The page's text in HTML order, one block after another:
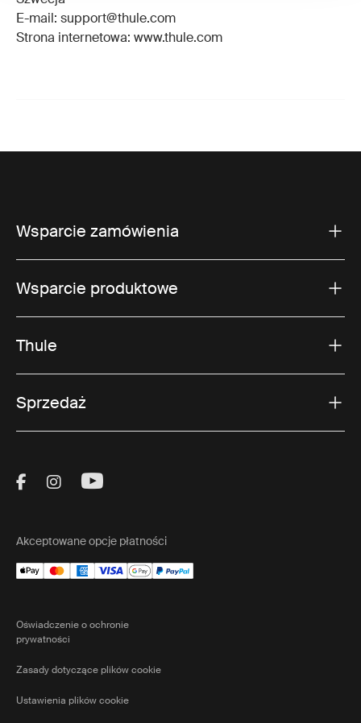
E-mail: support@thule.com
Strona internetowa: www.thule.com
Wsparcie zamówienia
Wsparcie produktowe
Thule
Sprzedaż
Visit Thule on Facebook (external link)
Visit Thule on Instagram (external link)
Visit Thule on Youtube (external
Akceptowane opcje płatności
Oświadczenie o ochronie
prywatności
Zasady dotyczące plików cookie
Ustawienia plików cookie